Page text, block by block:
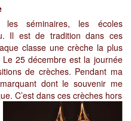
les séminaires, les écoles
Il est de tradition dans ces
classe une crèche la plus
25 décembre est la journée
de crèches. Pendant ma
dont le souvenir me
C’est dans ces crèches hors